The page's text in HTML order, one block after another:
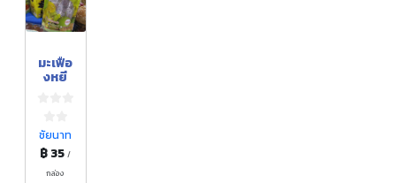
มะเฟือ
งหยี
ชัยนาท
฿ 35/
กล่อง